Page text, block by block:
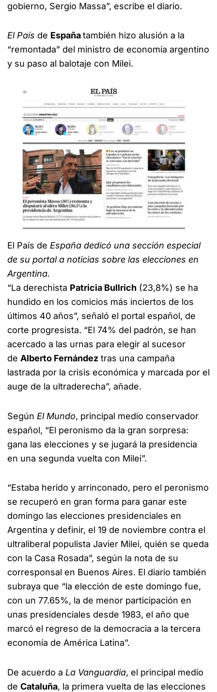
gobierno, Sergio Massa”, escribe el diario.
El País de Españatambién hizo alusión a la
“remontada” del ministro de economía argentino
y su paso al balotaje con Milei.
El País de España dedicó una sección especial
de su portal a noticias sobre las elecciones en
Argentina.
“La derechista Patricia Bullrich (23,8%) se ha
hundido en los comicios más inciertos de los
últimos 40 años”, señaló el portal español, de
corte progresista. “El 74% del padrón, se han
acercado a las urnas para elegir al sucesor
de Alberto Fernández tras una campaña
lastrada por la crisis económica y marcada por el
auge de la ultraderecha”, añade.
Según El Mundo, principal medio conservador
español, “El peronismo da la gran sorpresa:
gana las elecciones y se jugará la presidencia
en una segunda vuelta con Milei”.
“Estaba herido y arrinconado, pero el peronismo
se recuperó en gran forma para ganar este
domingo las elecciones presidenciales en
Argentina y definir, el 19 de noviembre contra el
ultraliberal populista Javier Milei, quién se queda
con la Casa Rosada”, según la nota de su
corresponsal en Buenos Aires. El diario también
subraya que “la elección de este domingo fue,
con un 77.65%, la de menor participación en
unas presidenciales desde 1983, el año que
marcó el regreso de la democracia a la tercera
economía de América Latina”.
De acuerdo a La Vanguardia, el principal medio
de Cataluña, la primera vuelta de las elecciones